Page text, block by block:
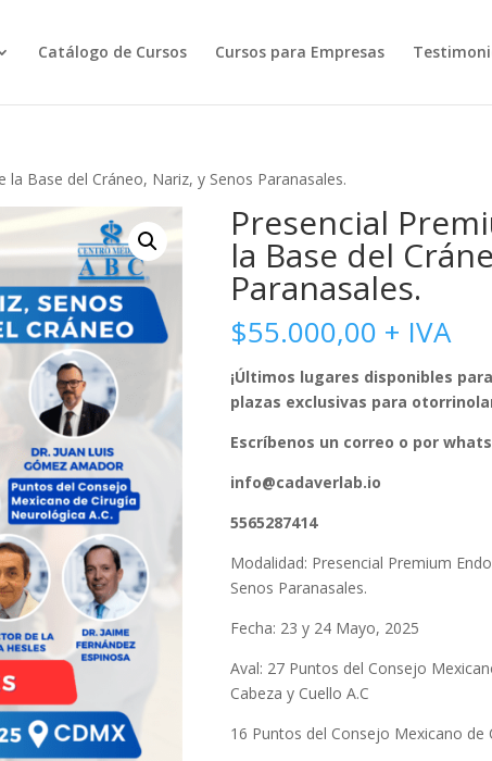
Catálogo de Cursos Cursos para Empresas
Base del Cráneo, Nariz, y Senos Paranasales.
Presencial
la Base del
Paranasales.
$55.000,00 + IVA
¡Últimos lugares disponibles
plazas exclusivas para
Escríbenos un correo o por
info@cadaverlab.io
5565287414
Modalidad: Presencial Premium
Senos Paranasales.
Fecha: 23 y 24 Mayo, 2025
Aval: 27 Puntos del Consejo
Cabeza y Cuello A.C
16 Puntos del Consejo Mexicano de